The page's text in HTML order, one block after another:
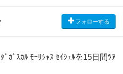
フォローする
ﾞｶﾞｽｶﾙ ﾓｰﾘｼｬｽ ｾｲｼｪﾙを15日間ﾂｱ